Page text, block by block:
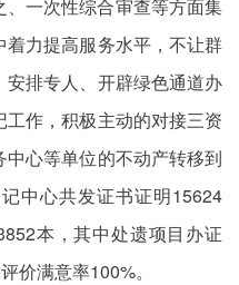
一次性综合审查等方面集
力提高服务水平，不让群
排专人、开辟绿色通道办
作，积极主动的对接三资
心等单位的不动产转移到
中心共发证书证明15624
本，其中处遗项目办证
价满意率100%。